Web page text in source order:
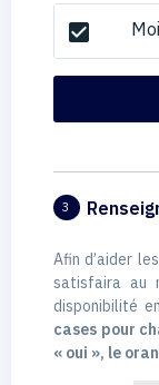
check_box
3
Afin d’aider
satisfaira au
disponibilité
cases pour
« oui », le